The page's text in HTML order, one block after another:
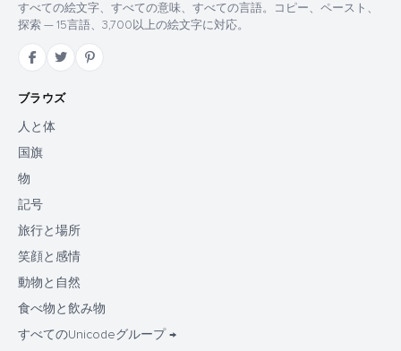
すべての絵文字、すべての意味、すべての言語。コピー、ペースト、
探索 — 15言語、3,700以上の絵文字に対応。
ブラウズ
人と体
国旗
物
記号
旅行と場所
笑顔と感情
動物と自然
食べ物と飲み物
すべてのUnicodeグループ →